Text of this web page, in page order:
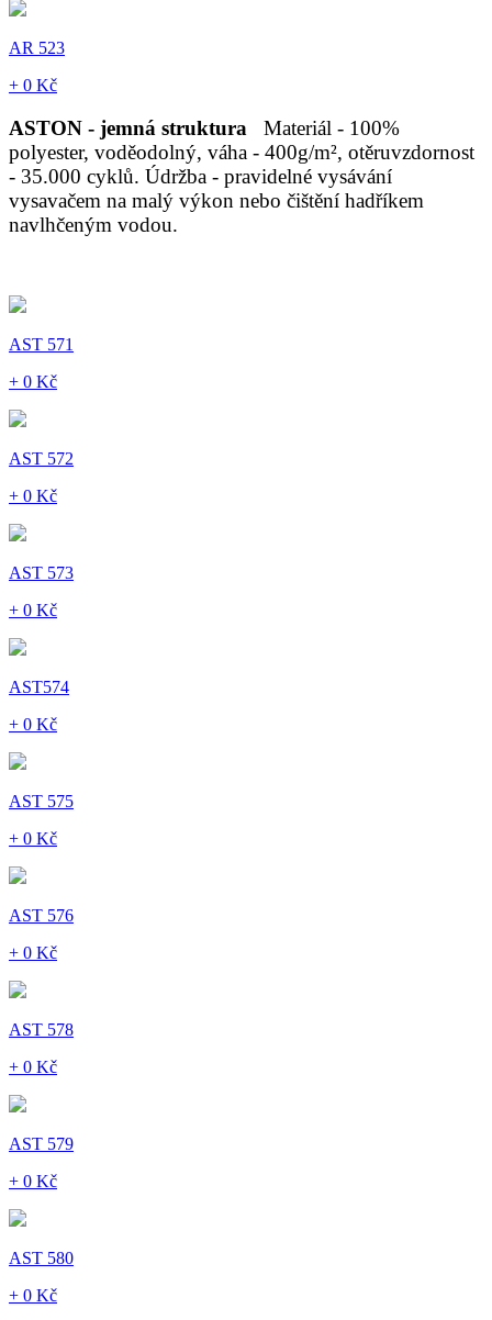
AR 523
+ 0 Kč
ASTON - jemná struktura
Materiál - 100%
polyester, voděodolný, váha - 400g/m², otěruvzdornost
- 35.000 cyklů. Údržba - pravidelné vysávání
vysavačem na malý výkon nebo čištění hadříkem
navlhčeným vodou.
AST 571
+ 0 Kč
AST 572
+ 0 Kč
AST 573
+ 0 Kč
AST574
+ 0 Kč
AST 575
+ 0 Kč
AST 576
+ 0 Kč
AST 578
+ 0 Kč
AST 579
+ 0 Kč
AST 580
+ 0 Kč